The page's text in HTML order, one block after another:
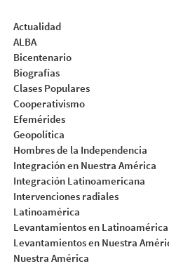
Actualidad
ALBA
Bicentenario
Biografías
Clases Populares
Cooperativismo
Efemérides
Geopolítica
Hombres de la Independencia
Integración en Nuestra América
Integración Latinoamericana
Intervenciones radiales
Latinoamérica
Levantamientos en Latinoamérica
Levantamientos en Nuestra
Nuestra América